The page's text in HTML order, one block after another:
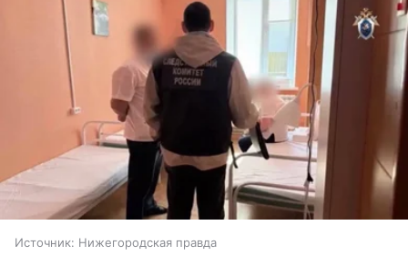
Источник: Нижегородская правда